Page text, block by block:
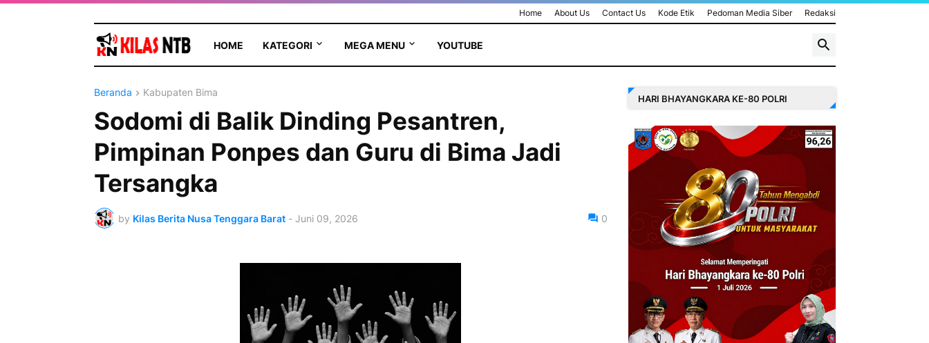
Home About Us Contact Us Kode Etik Pedoman Media Siber Redaksi
HOME KATEGORI MEGA MENU YOUTUBE
Beranda Kabupaten Bima
Sodomi di Balik Dinding Pesantren,
Pimpinan Ponpes dan Guru di Bima Jadi
Tersangka
by Kilas Berita Nusa Tenggara Barat - Juni 09, 2026 0
HARI BHAYANGKARA KE-80 POLRI